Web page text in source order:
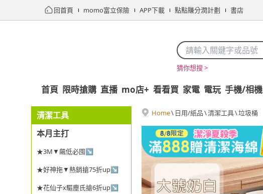
回首頁 momo富立保險 APP下載 點點賺分潤計劃 書店
猜你想搜 >
首頁 限時搶購 直播 mo店+ 看看買 家電 電玩 手機/相機
清潔工具
本月主打
★3M▼飆低必囤↘
★好神拖▼熱銷搶75折up↘
★花仙子x驅塵氏搶6折up↘
Home\ 日用/紙品\清潔工具\垃圾桶